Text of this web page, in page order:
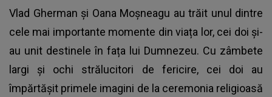
Vlad Gherman și Oana Moșneagu au trăit unul dintre
cele mai importante momente din viața lor, cei doi și-
au unit destinele în fața lui Dumnezeu. Cu zâmbete
largi și ochi strălucitori de fericire, cei doi au
împărtășit primele imagini de la ceremonia religioasă